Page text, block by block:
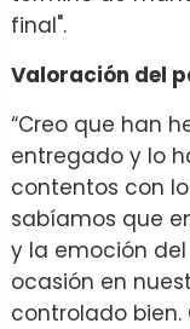
final".
Valoración del
“Creo que han
entregado y lo
contentos con
sabíamos que
y la emoción
ocasión en
controlado